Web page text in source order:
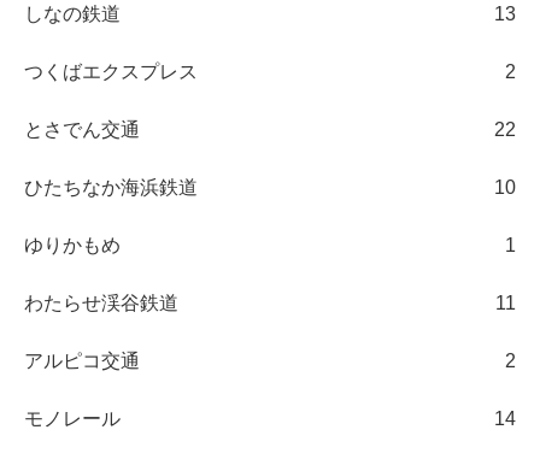
しなの鉄道 13
つくばエクスプレス 2
とさでん交通 22
ひたちなか海浜鉄道 10
ゆりかもめ 1
わたらせ渓谷鉄道 11
アルピコ交通 2
モノレール 14